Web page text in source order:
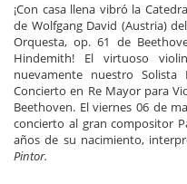
¡Con casa llena vibró la
de Wolfgang David (Austria)
Orquesta, op. 61 de
Hindemith! El virtuoso
nuevamente nuestro
Concierto en Re Mayor para
Beethoven. El viernes 06 de
concierto al gran compositor
años de su nacimiento,
Pintor.